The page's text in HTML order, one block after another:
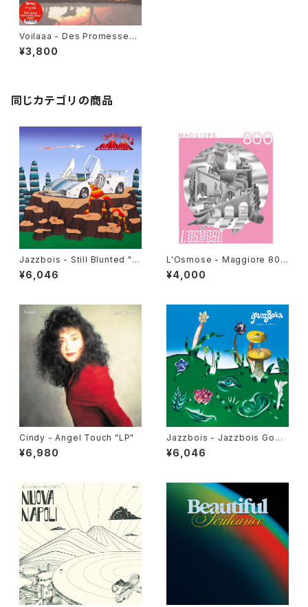
Voilaaa - Des Promesses
"2LP"
¥3,800
同じカテゴリの商品
Jazzbois - Still Blunted "L
P"
¥6,046
L'Osmose - Maggiore 800
"LP"
¥4,000
Cindy - Angel Touch "LP"
¥6,980
Jazzbois - Jazzbois Goes
Blunt II "LP"
¥6,046